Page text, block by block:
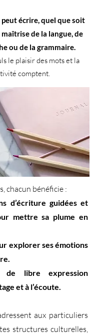
écrire, quel que soit
de la langue, de
ou de la grammaire.
le plaisir des mots et la
comptent.
chacun bénéficie :
d’écriture guidées et
mettre sa plume en
explorer ses émotions
de libre expression
et à l’écoute.
aux particuliers
structures culturelles,